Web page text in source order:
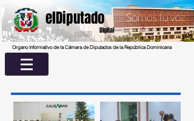
elDiputado
Digital
Organo Informativo de la Cámara de Diputados de la República Dominicana